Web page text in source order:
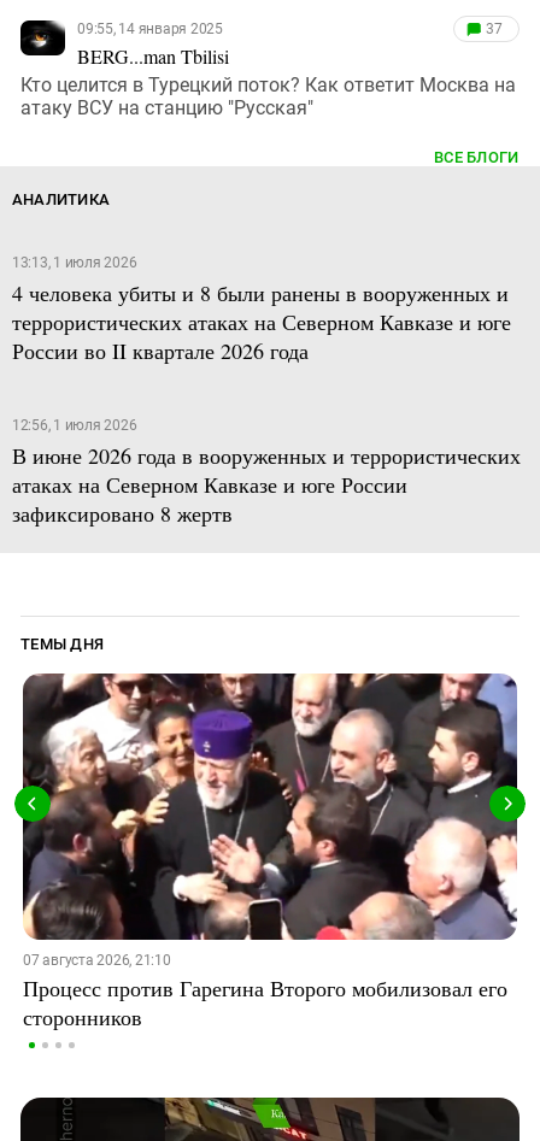
09:55, 14 января 2025
BERG...man Tbilisi
37
Кто целится в Турецкий поток? Как ответит Москва на
атаку ВСУ на станцию "Русская"
ВСЕ БЛОГИ
АНАЛИТИКА
13:13, 1 июля 2026
4 человека убиты и 8 были ранены в вооруженных и
террористических атаках на Северном Кавказе и юге
России во II квартале 2026 года
12:56, 1 июля 2026
В июне 2026 года в вооруженных и террористических
атаках на Северном Кавказе и юге России
зафиксировано 8 жертв
ТЕМЫ ДНЯ
07 августа 2026, 21:10
Процесс против Гарегина Второго мобилизовал его
сторонников